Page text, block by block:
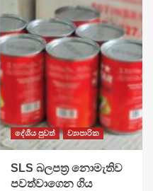
දේශීය පුවත් ව්‍යාපාරික
SLS බලපත්‍ර නොමැතිව
පවත්වාගෙන ගිය